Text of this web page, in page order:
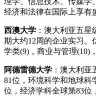
经济和法律在国际上享有
西澳大学 ：澳大利亚五
期大约12周的企业实习。
学类(9)，商业与管理(10)
阿德雷德大学 ：澳大利
81位，环境科学和地球科
位，经济学科全球第83位